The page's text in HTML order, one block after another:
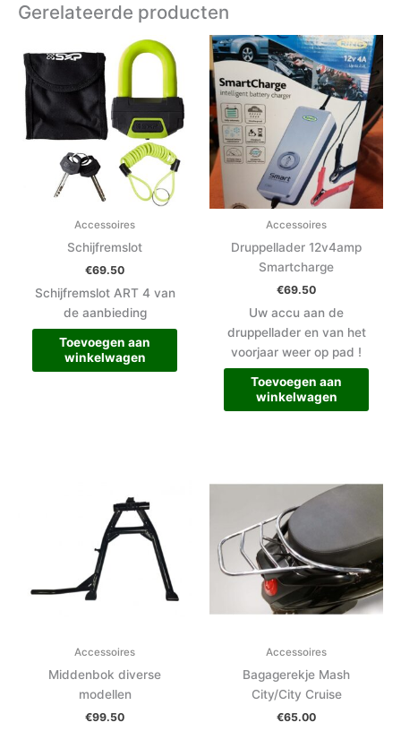
Gerelateerde producten
Accessoires
Schijfremslot
€69.50
Schijfremslot ART 4 van
de aanbieding
Toevoegen aan
winkelwagen
Accessoires
Druppellader 12v4amp
Smartcharge
€69.50
Uw accu aan de
druppellader en van het
voorjaar weer op pad !
Toevoegen aan
winkelwagen
Accessoires
Middenbok diverse
modellen
€99.50
Accessoires
Bagagerekje Mash
City/City Cruise
€65.00